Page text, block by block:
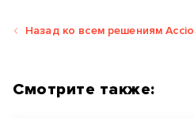
Назад ко всем решениям Accio
Смотрите также: